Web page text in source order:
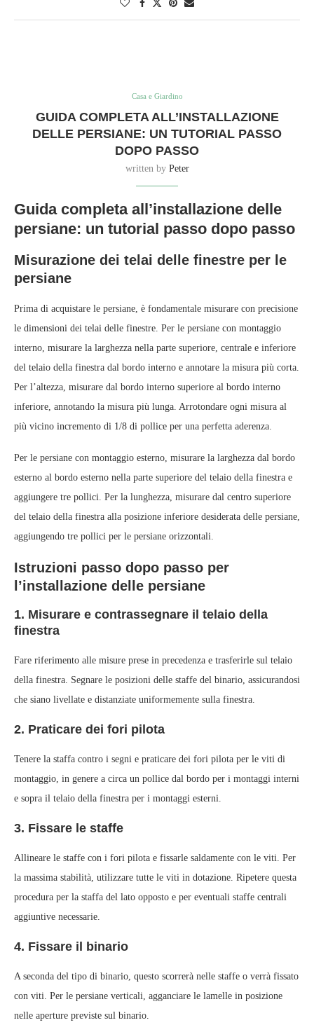
Casa e Giardino
GUIDA COMPLETA ALL’INSTALLAZIONE
DELLE PERSIANE: UN TUTORIAL PASSO
DOPO PASSO
written by Peter
Guida completa all’installazione delle
persiane: un tutorial passo dopo passo
Misurazione dei telai delle finestre per le
persiane
Prima di acquistare le persiane, è fondamentale misurare con precisione
le dimensioni dei telai delle finestre. Per le persiane con montaggio
interno, misurare la larghezza nella parte superiore, centrale e inferiore
del telaio della finestra dal bordo interno e annotare la misura più corta.
Per l’altezza, misurare dal bordo interno superiore al bordo interno
inferiore, annotando la misura più lunga. Arrotondare ogni misura al
più vicino incremento di 1/8 di pollice per una perfetta aderenza.
Per le persiane con montaggio esterno, misurare la larghezza dal bordo
esterno al bordo esterno nella parte superiore del telaio della finestra e
aggiungere tre pollici. Per la lunghezza, misurare dal centro superiore
del telaio della finestra alla posizione inferiore desiderata delle persiane,
aggiungendo tre pollici per le persiane orizzontali.
Istruzioni passo dopo passo per
l’installazione delle persiane
1. Misurare e contrassegnare il telaio della
finestra
Fare riferimento alle misure prese in precedenza e trasferirle sul telaio
della finestra. Segnare le posizioni delle staffe del binario, assicurandosi
che siano livellate e distanziate uniformemente sulla finestra.
2. Praticare dei fori pilota
Tenere la staffa contro i segni e praticare dei fori pilota per le viti di
montaggio, in genere a circa un pollice dal bordo per i montaggi interni
e sopra il telaio della finestra per i montaggi esterni.
3. Fissare le staffe
Allineare le staffe con i fori pilota e fissarle saldamente con le viti. Per
la massima stabilità, utilizzare tutte le viti in dotazione. Ripetere questa
procedura per la staffa del lato opposto e per eventuali staffe centrali
aggiuntive necessarie.
4. Fissare il binario
A seconda del tipo di binario, questo scorrerà nelle staffe o verrà fissato
con viti. Per le persiane verticali, agganciare le lamelle in posizione
nelle aperture previste sul binario.